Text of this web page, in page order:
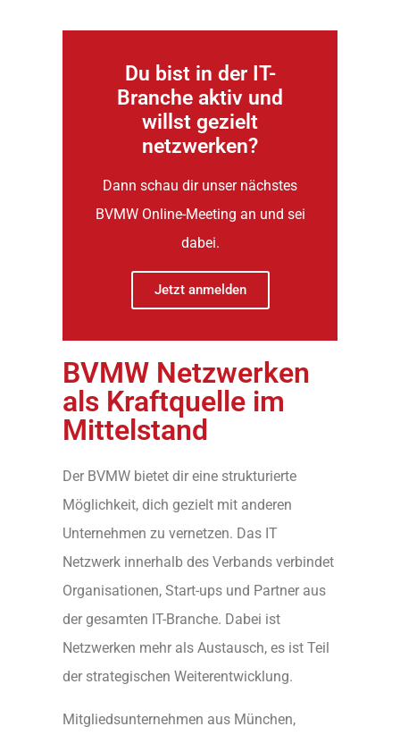
Du bist in der IT-
Branche aktiv und
willst gezielt
netzwerken?
Dann schau dir unser nächstes
BVMW Online-Meeting an und sei
dabei.
Jetzt anmelden
BVMW Netzwerken
als Kraftquelle im
Mittelstand
Der BVMW bietet dir eine strukturierte
Möglichkeit, dich gezielt mit anderen
Unternehmen zu vernetzen. Das IT
Netzwerk innerhalb des Verbands verbindet
Organisationen, Start-ups und Partner aus
der gesamten IT-Branche. Dabei ist
Netzwerken mehr als Austausch, es ist Teil
der strategischen Weiterentwicklung.
Mitgliedsunternehmen aus München,